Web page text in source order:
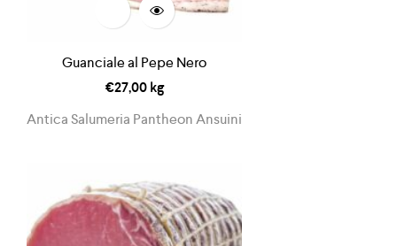
Guanciale al Pepe Nero
€27,00kg
Antica Salumeria Pantheon Ansuini